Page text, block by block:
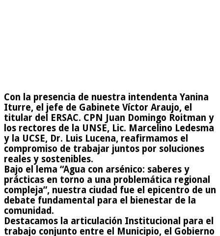
Con la presencia de nuestra intendenta Yanina
Iturre, el jefe de Gabinete Víctor Araujo, el
titular del ERSAC. CPN Juan Domingo Roitman y
los rectores de la UNSE, Lic. Marcelino Ledesma
y la UCSE, Dr. Luis Lucena, reafirmamos el
compromiso de trabajar juntos por soluciones
reales y sostenibles.
Bajo el lema “Agua con arsénico: saberes y
prácticas en torno a una problemática regional
compleja”, nuestra ciudad fue el epicentro de un
debate fundamental para el bienestar de la
comunidad.
Destacamos la articulación Institucional para el
trabajo conjunto entre el Municipio, el Gobierno